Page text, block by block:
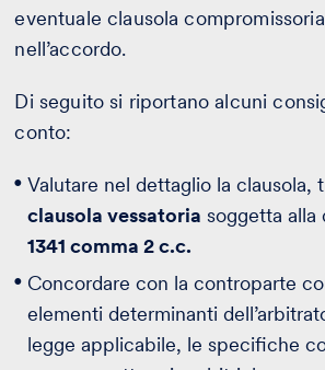
eventuale clausola
nell’accordo.
Di seguito si riportano alcuni
conto:
Valutare nel dettaglio la clausola,
clausola vessatoria soggetta alla
1341 comma 2 c.c.
Concordare con la controparte
elementi determinanti
legge applicabile, le specifiche